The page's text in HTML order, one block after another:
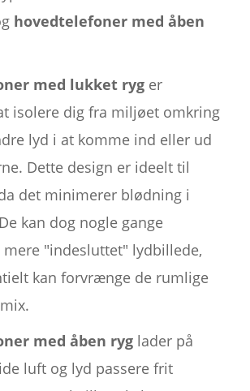
hovedtelefoner med åben
med lukket ryger
isolere dig fra miljøet omkring
lyd i at komme ind eller ud
Dette design er ideelt til
det minimerer blødning i
kan dog nogle gange
"indesluttet" lydbillede,
kan forvrænge de rumlige
med åben ryglader på
luft og lyd passere frit